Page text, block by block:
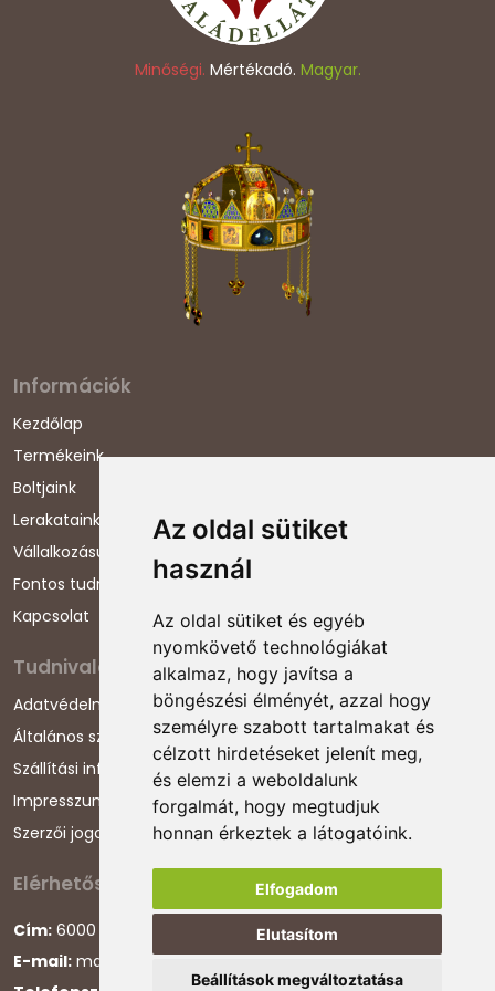
Az oldal sütiket
használ
Az oldal sütiket és egyéb
nyomkövető technológiákat
alkalmaz, hogy javítsa a
böngészési élményét, azzal hogy
személyre szabott tartalmakat és
célzott hirdetéseket jelenít meg,
és elemzi a weboldalunk
forgalmát, hogy megtudjuk
honnan érkeztek a látogatóink.
Elfogadom
Elutasítom
Beállítások megváltoztatása
Minőségi. Mértékadó. Magyar.
Információk
Kezdőlap
Termékeink
Boltjaink
Lerakataink
Vállalkozásunkról
Fontos tudnivalók
Kapcsolat
Tudnivalók
Adatvédelmi nyilatkozat
Általános szerződési feltételek
Szállítási információk
Impresszum
Szerzői jogok
Elérhetőségeink
Cím: 6000 Kecskemét, Darázs utca 1.
E-mail: magyarcsaladellato@gmail.com